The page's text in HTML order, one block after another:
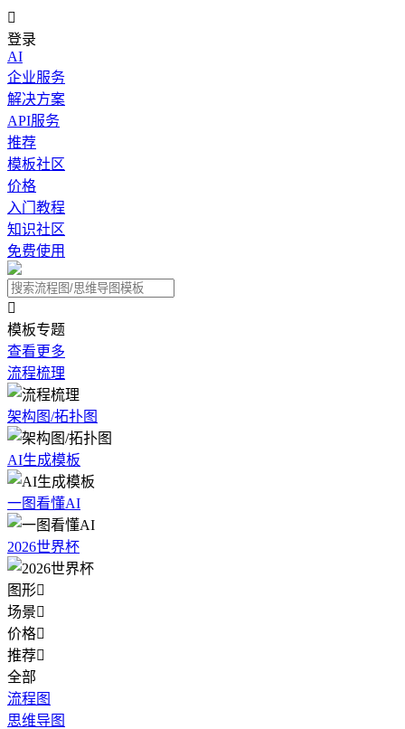

登录
AI
企业服务
解决方案
API服务
推荐
模板社区
价格
入门教程
知识社区
免费使用

模板专题
查看更多
流程梳理
架构图/拓扑图
AI生成模板
一图看懂AI
2026世界杯
图形
场景
价格
推荐
全部
流程图
思维导图